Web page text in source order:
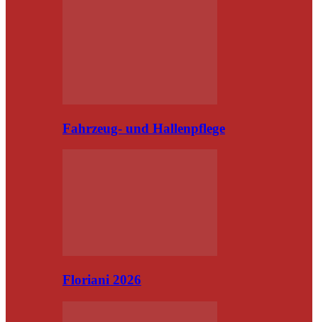
Fahrzeug- und Hallenpflege
Floriani 2026